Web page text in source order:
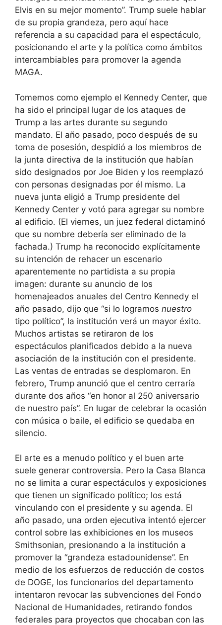
Elvis en su mejor momento”. Trump suele hablar
de su propia grandeza, pero aquí hace
referencia a su capacidad para el espectáculo,
posicionando el arte y la política como ámbitos
intercambiables para promover la agenda
MAGA.
Tomemos como ejemplo el Kennedy Center, que
ha sido el principal lugar de los ataques de
Trump a las artes durante su segundo
mandato. El año pasado, poco después de su
toma de posesión, despidió a los miembros de
la junta directiva de la institución que habían
sido designados por Joe Biden y los reemplazó
con personas designadas por él mismo. La
nueva junta eligió a Trump presidente del
Kennedy Center y votó para agregar su nombre
al edificio. (El viernes, un juez federal dictaminó
que su nombre debería ser eliminado de la
fachada.) Trump ha reconocido explícitamente
su intención de rehacer un escenario
aparentemente no partidista a su propia
imagen: durante su anuncio de los
homenajeados anuales del Centro Kennedy el
año pasado, dijo que “si lo logramos nuestro
tipo político”, la institución verá un mayor éxito.
Muchos artistas se retiraron de los
espectáculos planificados debido a la nueva
asociación de la institución con el presidente.
Las ventas de entradas se desplomaron. En
febrero, Trump anunció que el centro cerraría
durante dos años “en honor al 250 aniversario
de nuestro país”. En lugar de celebrar la ocasión
con música o baile, el edificio se quedaba en
silencio.
El arte es a menudo político y el buen arte
suele generar controversia. Pero la Casa Blanca
no se limita a curar espectáculos y exposiciones
que tienen un significado político; los está
vinculando con el presidente y su agenda. El
año pasado, una orden ejecutiva intentó ejercer
control sobre las exhibiciones en los museos
Smithsonian, presionando a la institución a
promover la “grandeza estadounidense”. En
medio de los esfuerzos de reducción de costos
de DOGE, los funcionarios del departamento
intentaron revocar las subvenciones del Fondo
Nacional de Humanidades, retirando fondos
federales para proyectos que chocaban con las